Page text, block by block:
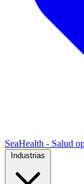
SeaHealth - Salud